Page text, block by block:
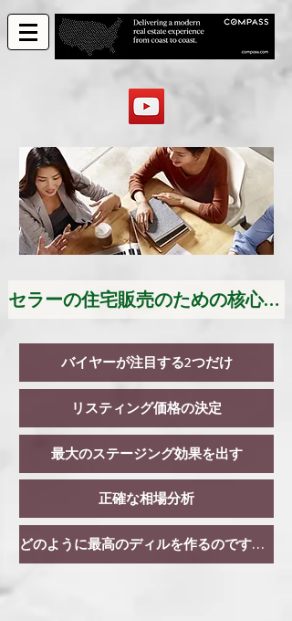
セラーの住宅販売のための核心戦略
バイヤーが注目する2つだけ
リスティング価格の決定
最大のステージング効果を出す
正確な相場分析
どのように最高のディルを作るのですか？